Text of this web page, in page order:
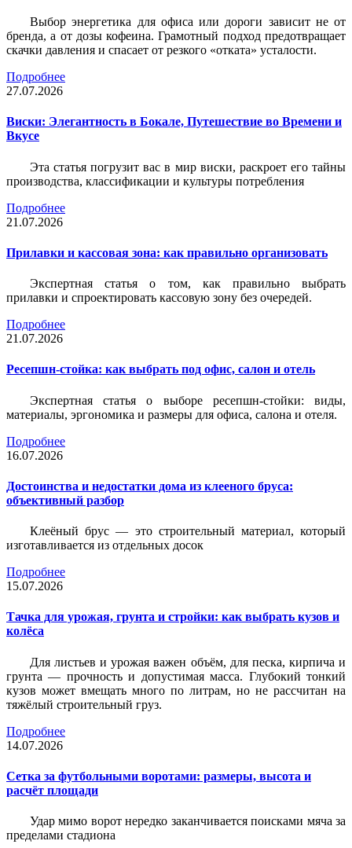
Выбор энергетика для офиса или дороги зависит не от
бренда, а от дозы кофеина. Грамотный подход предотвращает
скачки давления и спасает от резкого «отката» усталости.
Подробнее
27.07.2026
Виски: Элегантность в Бокале, Путешествие во Времени и
Вкусе
Эта статья погрузит вас в мир виски, раскроет его тайны
производства, классификации и культуры потребления
Подробнее
21.07.2026
Прилавки и кассовая зона: как правильно организовать
Экспертная статья о том, как правильно выбрать
прилавки и спроектировать кассовую зону без очередей.
Подробнее
21.07.2026
Ресепшн-стойка: как выбрать под офис, салон и отель
Экспертная статья о выборе ресепшн-стойки: виды,
материалы, эргономика и размеры для офиса, салона и отеля.
Подробнее
16.07.2026
Достоинства и недостатки дома из клееного бруса:
объективный разбор
Клеёный брус — это строительный материал, который
изготавливается из отдельных досок
Подробнее
15.07.2026
Тачка для урожая, грунта и стройки: как выбрать кузов и
колёса
Для листьев и урожая важен объём, для песка, кирпича и
грунта — прочность и допустимая масса. Глубокий тонкий
кузов может вмещать много по литрам, но не рассчитан на
тяжёлый строительный груз.
Подробнее
14.07.2026
Сетка за футбольными воротами: размеры, высота и
расчёт площади
Удар мимо ворот нередко заканчивается поисками мяча за
пределами стадиона